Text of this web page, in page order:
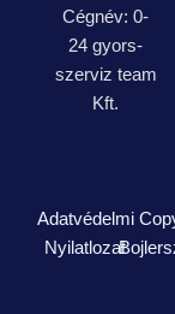
Cégnév: 0-
24 gyors-
szerviz team
Kft.
Adatvédelmi
Nyilatlozat